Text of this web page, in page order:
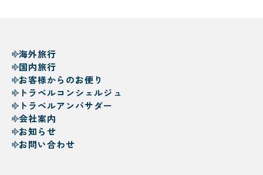
海外旅行
国内旅行
お客様からのお便り
トラベルコンシェルジュ
トラベルアンバサダー
会社案内
お知らせ
お問い合わせ